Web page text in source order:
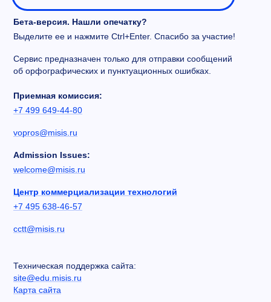
Бета-версия. Нашли опечатку?
Выделите ее и нажмите Ctrl+Enter. Спасибо за участие!
Сервис предназначен только для отправки сообщений
об орфографических и пунктуационных ошибках.
Приемная комиссия:
+7 499 649-44-80
vopros@misis.ru
Admission Issues:
welcome@misis.ru
Центр коммерциализации технологий
+7 495 638-46-57
cctt@misis.ru
Техническая поддержка сайта:
site@edu.misis.ru
Карта сайта